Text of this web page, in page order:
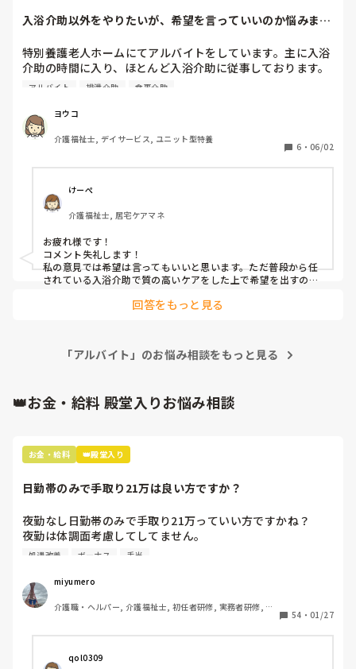
入浴介助以外をやりたいが、希望を言っていいのか悩みま
特別養護老人ホームにてアルバイトをしています。主に入浴
介助の時間に入り、ほとんど入浴介助に従事しております。
今後、食事介助や、排泄介助にも入りたいと思っています
す。施設として決まった時間に決まったことをやるスタッフ
が、他の業務をやりたいという希望は管理者側として迷惑に
なるのかなと考えています。ご助言いただければ幸いです。
アルバイト 排泄介助 食事介助
ヨウコ
介護福祉士, デイサービス, ユニット型特養
6 ・ 06/02
けーぺ
介護福祉士, 居宅ケアマネ
お疲れ様です！
コメント失礼します！
私の意見では希望は言ってもいいと思います。ただ普段から任
されている入浴介助で質の高いケアをした上で希望を出すのが
回答をもっと見る
「アルバイト」のお悩み相談をもっと見る
👑お金・給料 殿堂入りお悩み相談
お金・給料 👑殿堂入り
日勤帯のみで手取り21万は良い方ですか？
夜勤なし日勤帯のみで手取り21万っていい方ですかね？
夜勤は体調面考慮してしてません。
基本給 18万
資格手当 3万
住宅手当 1万(持ち家の方も)
交通費です。
処遇改善 ボーナス 手当
miyumero
介護職・ヘルパー, 介護福祉士, 初任者研修, 実務者研修, 小
54 ・ 01/27
qol0309